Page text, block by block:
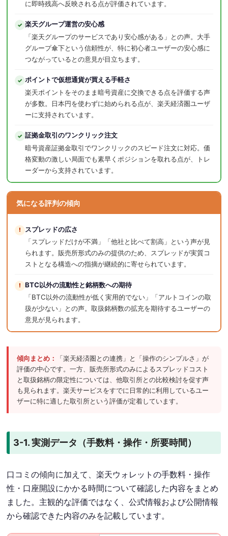
に即時残高へ反映される点が評価されています。
✓ 楽天グループ運営の安心感
「楽天グループのサービスであり安心感がある」との声。大手
グループ傘下という信頼性が、特に初心者ユーザーの安心感に
つながっているとの意見が目立ちます。
✓ ポイントで仮想通貨が買える手軽さ
楽天ポイントをそのまま暗号資産に交換できる点を評価する声
が多数。日本円を使わずに始められる点が、楽天経済圏ユーザ
ーに支持されています。
✓ 証拠金取引のワンクリック注文
暗号資産証拠金取引でワンクリックのスピード注文に対応。価
格変動の激しい局面でも素早くポジションを取れる点が、トレ
ーダーから支持されています。
気になる評判の傾向
!
スプレッドの広さ
「スプレッドだけが不満」「他社と比べて割高」という声が見
られます。販売所形式のみの提供のため、スプレッドが実質コ
ストとなる構造への指摘が継続的に寄せられています。
!
BTC以外の流動性と銘柄数への期待
「BTC以外の流動性が低く実用的でない」「アルトコインの取
扱が少ない」との声。取扱銘柄数の拡充を期待するユーザーの
意見が見られます。
傾向まとめ：
「楽天経済圏との連携」と「操作のシンプルさ」が
評価の中心です。一方、販売所形式のみによるスプレッドコスト
と取扱銘柄の限定性については、他取引所との比較検討を促す声
も見られます。楽天サービスをすでに日常的に利用しているユー
ザーに特に適した取引所という評価が定着しています。
3-1. 実測データ（手数料・操作・所要時間）
口コミの傾向に加えて、楽天ウォレットの手数料・操作
性・口座開設にかかる時間について確認した内容をまとめ
ました。主観的な評価ではなく、公式情報および公開情報
から確認できた内容のみを記載しています。